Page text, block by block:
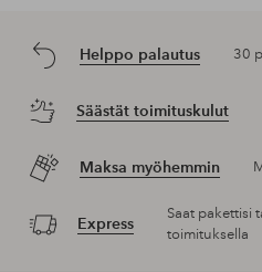
Helppo palautus 30
Säästät toimituskulut
Maksa myöhemmin
Express
Saat pakettisi
toimituksella